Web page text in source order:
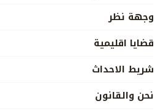
وجهة نظر
قضايا اقليمية
شريط الاحداث
نحن والقانون